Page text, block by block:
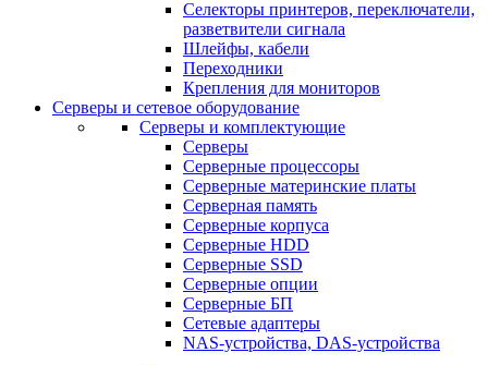
Селекторы принтеров, переключатели,
разветвители сигнала
Шлейфы, кабели
Переходники
Крепления для мониторов
Серверы и сетевое оборудование
Серверы и комплектующие
Серверы
Серверные процессоры
Серверные материнские платы
Серверная память
Серверные корпуса
Серверные HDD
Серверные SSD
Серверные опции
Серверные БП
Сетевые адаптеры
NAS-устройства, DAS-устройства